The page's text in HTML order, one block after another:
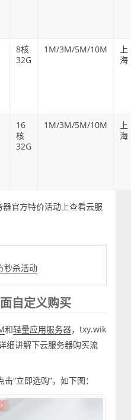
8核
32G
1M/3M/5M/10M
上
海
16
核
32G
1M/3M/5M/10M
上
海
官方特价活动上查看云服
秒杀活动
自定义购买
和轻量应用服务器，txy.wik
细讲解下云服务器购买流
击“立即选购”，如下图：